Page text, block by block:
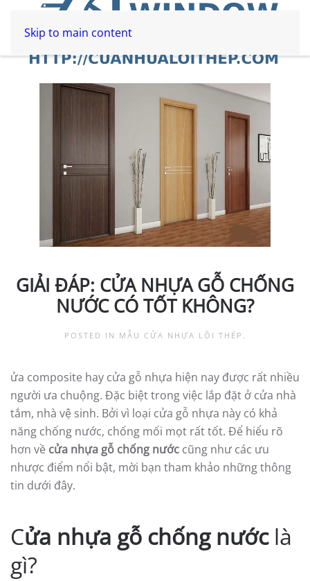
Skip to main content
GIẢI ĐÁP: CỬA NHỰA GỖ CHỐNG
NƯỚC CÓ TỐT KHÔNG?
POSTED IN MẪU CỬA NHỰA LÕI THÉP .
ửa composite hay cửa gỗ nhựa hiện nay được rất nhiều
người ưa chuộng. Đặc biệt trong việc lắp đặt ở cửa nhà
tắm, nhà vệ sinh. Bởi vì loại cửa gỗ nhựa này có khả
năng chống nước, chống mối mọt rất tốt. Để hiểu rõ
hơn về cửa nhựa gỗ chống nước cũng như các ưu
nhược điểm nổi bật, mời bạn tham khảo những thông
tin dưới đây.
Cửa nhựa gỗ chống nướclà
gì?